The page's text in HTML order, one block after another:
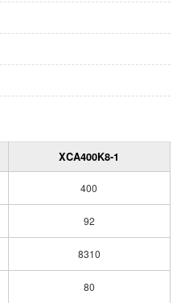
XCA400K8-1
400
92
8310
80